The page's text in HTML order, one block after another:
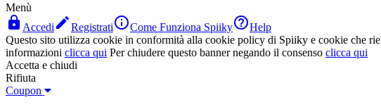
Menù
 Accedi RegistratiCome Funziona SpiikyHelp
Questo sito utilizza cookie in conformità alla cookie policy di Spiiky e cookie che
informazioni clicca qui Per chiudere questo banner negando il consenso clicca qui
Accetta e chiudi
Rifiuta
Coupon